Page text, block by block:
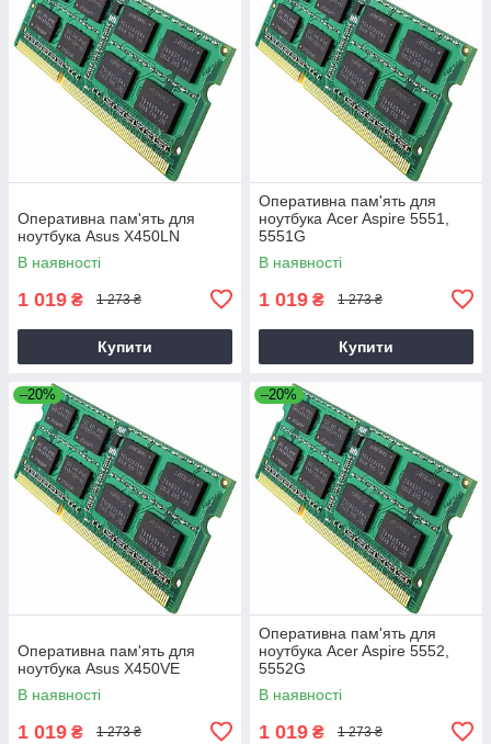
Оперативна пам'ять для
ноутбука Asus X450LN
В наявності
1 019 ₴ 1 273 ₴
Купити
Оперативна пам'ять для
ноутбука Acer Aspire 5551,
5551G
В наявності
1 019 ₴ 1 273 ₴
Купити
–20%
Оперативна пам'ять для
ноутбука Asus X450VE
В наявності
1 019 ₴ 1 273 ₴
–20%
Оперативна пам'ять для
ноутбука Acer Aspire 5552,
5552G
В наявності
1 019 ₴ 1 273 ₴